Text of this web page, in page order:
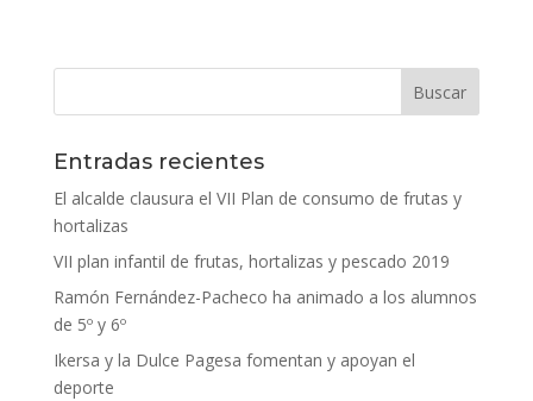
Entradas recientes
El alcalde clausura el VII Plan de consumo de frutas y
hortalizas
VII plan infantil de frutas, hortalizas y pescado 2019
Ramón Fernández-Pacheco ha animado a los alumnos
de 5º y 6º
Ikersa y la Dulce Pagesa fomentan y apoyan el
deporte